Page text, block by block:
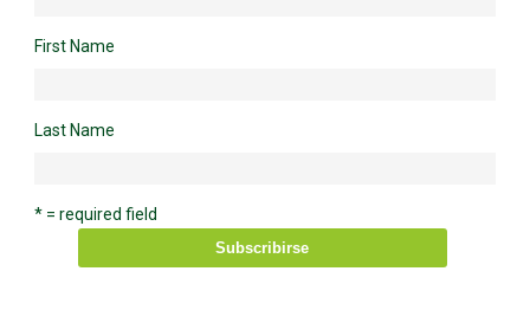
First Name
Last Name
* = required field